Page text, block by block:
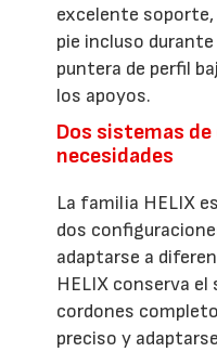
excelente
pie incluso
puntera de perfil
los apoyos.
Dos sistemas
necesidades
La familia HELIX
dos
adaptarse a
HELIX conserva
cordones
preciso y